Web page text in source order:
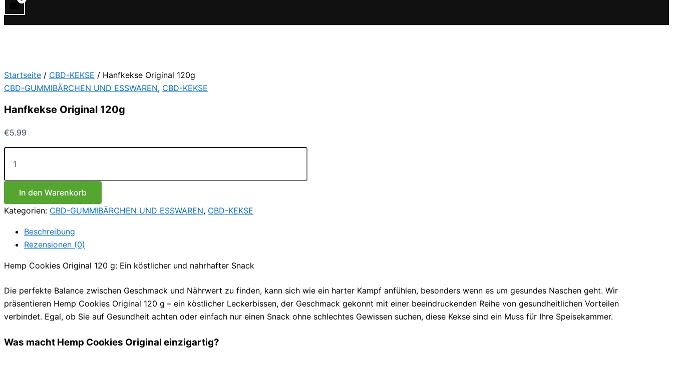
Startseite / CBD-KEKSE / Hanfkekse Original 120g
CBD-GUMMIBÄRCHEN UND ESSWAREN, CBD-KEKSE
Hanfkekse Original 120g
€5.99
Hanfkekse
Original
Menge
In den Warenkorb
Kategorien: CBD-GUMMIBÄRCHEN UND ESSWAREN, CBD-KEKSE
Beschreibung
Rezensionen (0)
Hemp Cookies Original 120 g: Ein köstlicher und nahrhafter Snack
Die perfekte Balance zwischen Geschmack und Nährwert zu finden, kann sich wie ein harter Kampf anfühlen, besonders wenn es um gesundes Naschen geht. Wir
präsentieren Hemp Cookies Original 120 g – ein köstlicher Leckerbissen, der Geschmack gekonnt mit einer beeindruckenden Reihe von gesundheitlichen Vorteilen
verbindet. Egal, ob Sie auf Gesundheit achten oder einfach nur einen Snack ohne schlechtes Gewissen suchen, diese Kekse sind ein Muss für Ihre Speisekammer.
Was macht Hemp Cookies Original einzigartig?